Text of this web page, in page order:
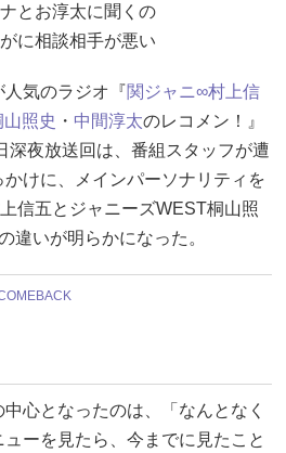
とお淳太に聞くの
に相談相手が悪い
気のラジオ『関ジャニ∞村上信
山照史 ・ 中間淳太のレコメン！』
深夜放送回は、番組スタッフが遭
けに、メインパーソナリティを
信五とジャニーズWEST桐山照
違いが明らかになった。
心となったのは、「なんとなく
ーを見たら、今までに見たこと